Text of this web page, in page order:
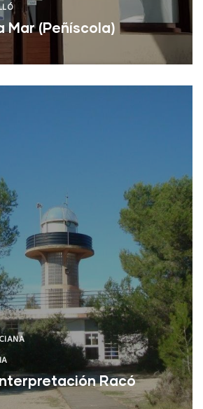
Mar (Peñíscola)
Castellón)
Racó